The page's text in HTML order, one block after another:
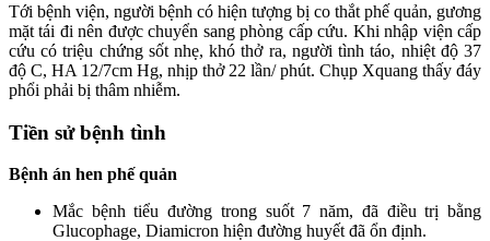
Tới bệnh viện, người bệnh có hiện tượng bị co thắt phế quản, gương
mặt tái đi nên được chuyển sang phòng cấp cứu. Khi nhập viện cấp
cứu có triệu chứng sốt nhẹ, khó thở ra, người tình táo, nhiệt độ 37
độ C, HA 12/7cm Hg, nhịp thở 22 lần/ phút. Chụp Xquang thấy đáy
phổi phải bị thâm nhiễm.
Tiền sử bệnh tình
Bệnh án hen phế quản
Mắc bệnh tiểu đường trong suốt 7 năm, đã điều trị bằng
Glucophage, Diamicron hiện đường huyết đã ổn định.